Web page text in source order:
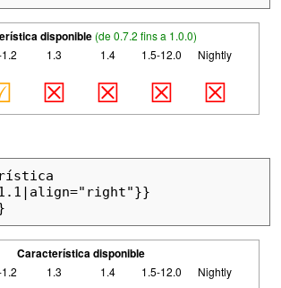
disponible (de 0.7.2 fins a 1.0.0)
1.3
☒
1.4
☒
1.5-12.0
☒
Nightly
☒
Característica disponible
1.3 1.4 1.5-12.0 Nightly